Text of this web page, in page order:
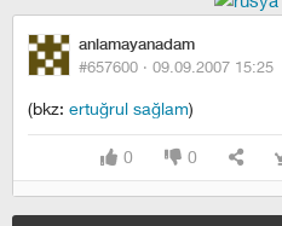
anlamayanadam
#657600 · 09.09.2007 15:25
(bkz: ertuğrul sağlam)
0 0